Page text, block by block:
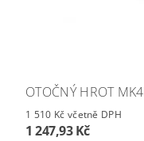
OTOČNÝ HROT MK4
1 510 Kč včetně DPH
1 247,93 Kč